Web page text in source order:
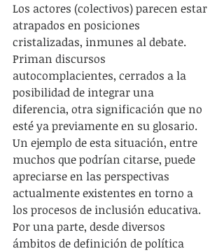
Los actores (colectivos) parecen estar
atrapados en posiciones
cristalizadas, inmunes al debate.
Priman discursos
autocomplacientes, cerrados a la
posibilidad de integrar una
diferencia, otra significación que no
esté ya previamente en su glosario.
Un ejemplo de esta situación, entre
muchos que podrían citarse, puede
apreciarse en las perspectivas
actualmente existentes en torno a
los procesos de inclusión educativa.
Por una parte, desde diversos
ámbitos de definición de política